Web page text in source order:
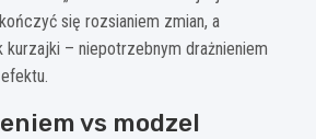
się rozsianiem zmian, a
– niepotrzebnym drażnieniem
vs modzel